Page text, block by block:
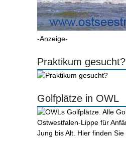
-Anzeige-
Praktikum gesucht?
Golfplätze in OWL